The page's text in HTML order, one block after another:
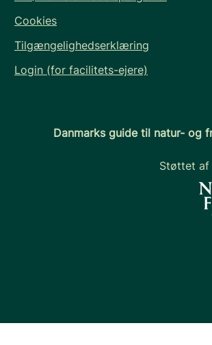
Cookies
Tilgængelighedserklæring
Login (for facilitets-ejere)
Danmarks guide til natur- og
Støttet af